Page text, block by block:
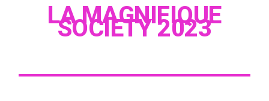
LA MAGNIFIQUE
SOCIETY 2023